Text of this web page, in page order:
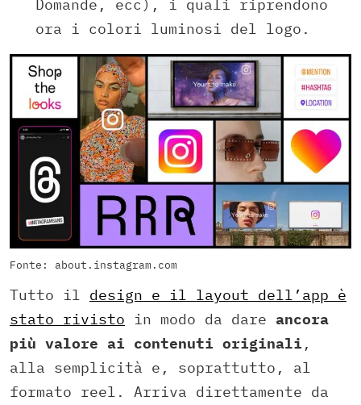
Domande, ecc), i quali riprendono
ora i colori luminosi del logo.
Fonte: about.instagram.com
Tutto il design e il layout dell’app è
stato rivisto in modo da dare ancora
più valore ai contenuti originali ,
alla semplicità e, soprattutto, al
formato reel. Arriva direttamente da